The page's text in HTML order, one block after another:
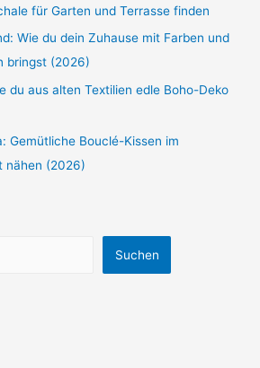
für Garten und Terrasse finden
Wie du dein Zuhause mit Farben und
bringst (2026)
du aus alten Textilien edle Boho-Deko
Gemütliche Bouclé-Kissen im
nähen (2026)
Suchen